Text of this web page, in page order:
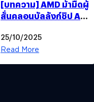
[บทความ] AMD ม้ามืดผู้
สั่นคลอนบัลลังก์ชิป AI
25/10/2025
Read More